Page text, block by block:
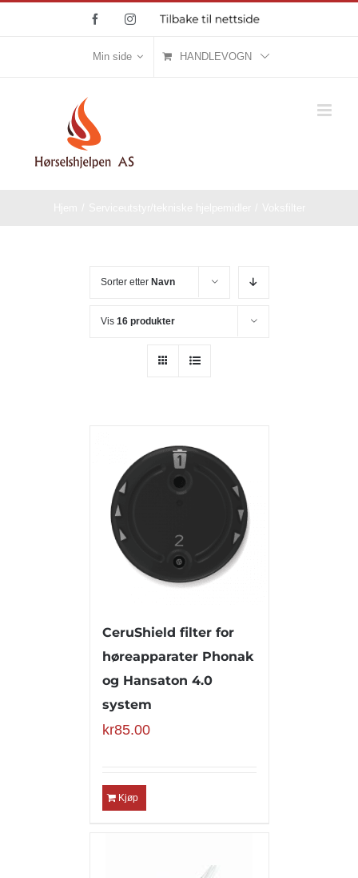
FacebookInstagram
Tilbake
Min side HANDLEVOGN
Sorter etter Navn
Vis 16 produkter
CeruShield filter for
høreapparater Phonak
og Hansaton 4.0
system
kr85.00
Kjøp